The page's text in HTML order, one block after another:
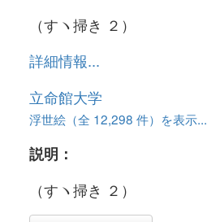
（すヽ掃き ２）
詳細情報...
立命館大学
浮世絵（全 12,298 件）を表示...
説明：
（すヽ掃き ２）